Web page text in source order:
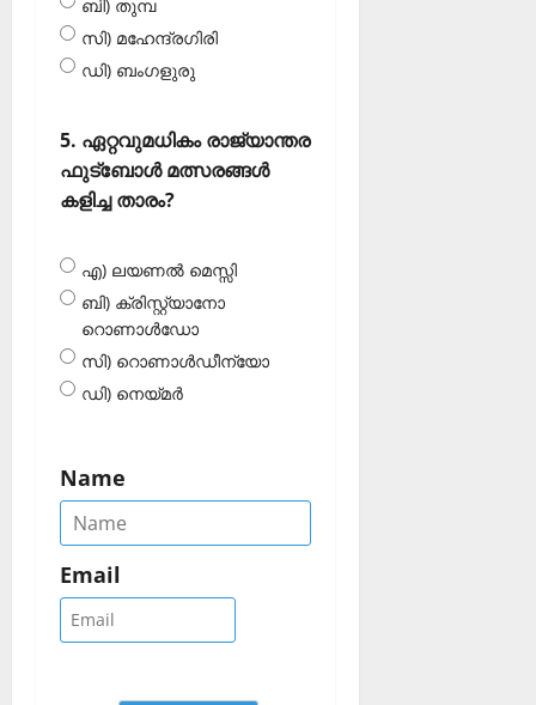
ബി) തുമ്പ
സി) മഹേന്ദ്രഗിരി
ഡി) ബംഗളുരു
5. ഏറ്റവുമധികം രാജ്യാന്തര
ഫുട്‌ബോള്‍ മത്സരങ്ങള്‍
കളിച്ച താരം?
എ) ലയണല്‍ മെസ്സി
ബി) ക്രിസ്റ്റ്യാനോ
റൊണാള്‍ഡോ
സി) റൊണാള്‍ഡീന്യോ
ഡി) നെയ്മര്‍
Name
Email